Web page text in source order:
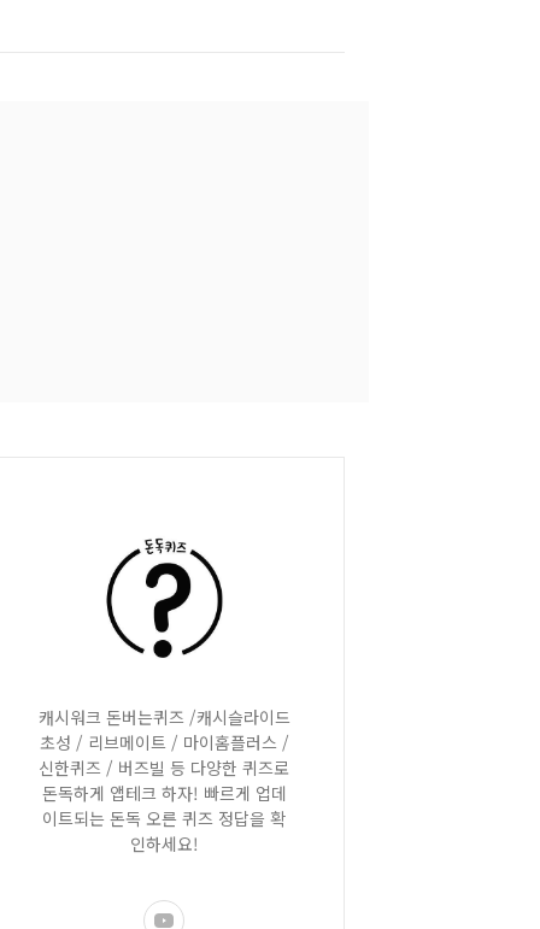
캐시워크 돈버는퀴즈 /캐시슬라이드
초성 / 리브메이트 / 마이홈플러스 /
신한퀴즈 / 버즈빌 등 다양한 퀴즈로
돈독하게 앱테크 하자! 빠르게 업데
이트되는 돈독 오른 퀴즈 정답을 확
인하세요!